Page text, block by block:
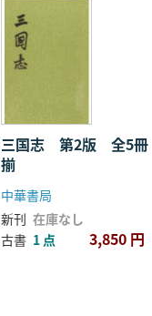
三国志 第2版 全5冊
揃
中華書局
新刊 在庫なし
古書 1 点 3,850 円